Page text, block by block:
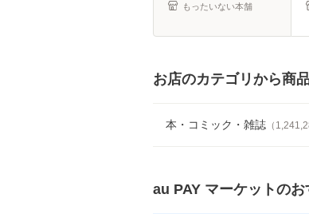
もったいない本舗
お店のカテゴリから商
本・コミック・雑誌 （
au PAY マーケットのお